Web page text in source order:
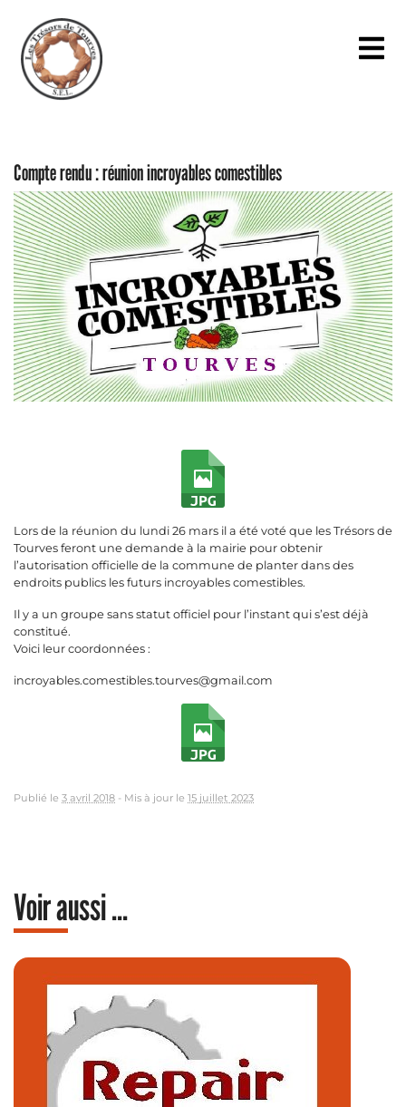
Compte rendu : réunion incroyables comestibles
Lors de la réunion du lundi 26 mars il a été voté que les Trésors de
Tourves feront une demande à la mairie pour obtenir
l’autorisation officielle de la commune de planter dans des
endroits publics les futurs incroyables comestibles.
Il y a un groupe sans statut officiel pour l’instant qui s’est déjà
constitué.
Voici leur coordonnées :
incroyables.comestibles.tourves@gmail.com
Publié le 3 avril 2018 - Mis à jour le 15 juillet 2023
Voir aussi ...